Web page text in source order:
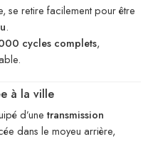
se retire facilement pour être
.
cycles complets,
à la ville
d’une transmission
dans le moyeu arrière,